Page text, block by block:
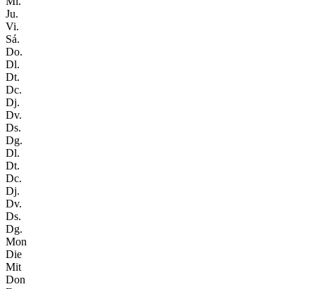
Ju.
Vi.
Sá.
Do.
Dl.
Dt.
Dc.
Dj.
Dv.
Ds.
Dg.
Dl.
Dt.
Dc.
Dj.
Dv.
Ds.
Dg.
Mon
Die
Mit
Don